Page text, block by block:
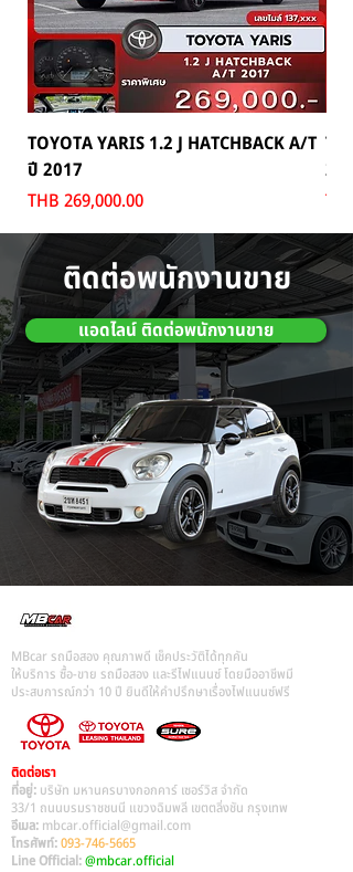
TOYOTA YARIS 1.2 J HATCHBACK A/T
ปี 2017
Price
THB 269,000.00
2024
Price
ติดต่อพนักงานขาย
แอดไลน์ ติดต่อพนักงานขาย
MBcar รถมือสอง คุณภาพดี เช็คประวัติได้ทุกคัน
ให้บริการ ซื้อ-ขาย รถมือสอง และรีไฟแนนซ์ โดยมืออาชีพมี
ประสบการณ์กว่า 10 ปี ยินดีให้คำปรึกษาเรื่องไฟแนนซ์ฟรี
ติดต่อเรา
ที่อยู่: บริษัท มหานครบางกอกคาร์ เซอร์วิส จำกัด
33/1 ถนนบรมราชชนนี แขวงฉิมพลี เขตตลิ่งชัน กรุงเทพ
อีเมล: mbcar.official@gmail.com
โทรศัพท์:093-746-5665
Line Official:@mbcar.official